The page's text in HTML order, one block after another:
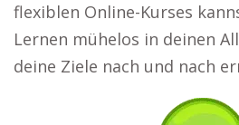
flexiblen Online-Kurses
Lernen mühelos in deinen
deine Ziele nach und nach